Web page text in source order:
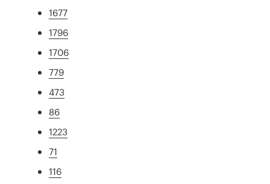
1677
1796
1706
779
473
86
1223
71
116